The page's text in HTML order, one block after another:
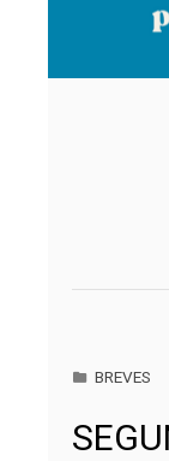
BREVES